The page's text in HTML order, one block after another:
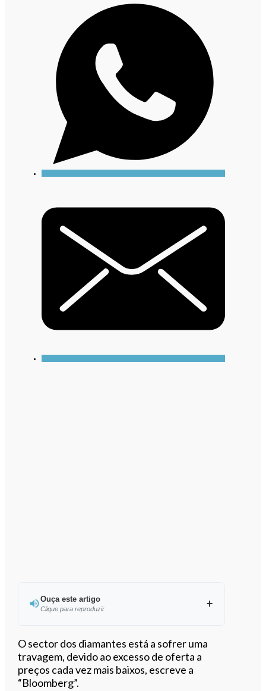
Ouça este artigo
Clique para reproduzir
Ouvir este artigo
O sector dos diamantes está a sofrer uma
travagem, devido ao excesso de oferta a
preços cada vez mais baixos, escreve a
“Bloomberg”.